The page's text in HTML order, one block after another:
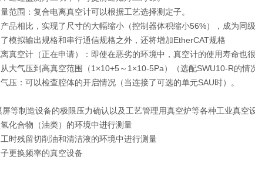
范围：复合电离真空计可以根据工艺选择测定子。
品相比，实现了尺寸的大幅缩小（控制器体积缩小56%），成为同
模拟输出规格和串行通信规格之外，还将增加EtherCAT规格
真空计（正在申请）：即使在恶劣的环境中，真空计的使用寿命也很
大气压到高真空范围（1×10+5～1×10-5Pa）（选配SWU10-R的情
压：可以检查腔体的开启情况（当连接了可选的单元SAU时）。
屏等制造设备的极限压力确认以及工艺管理用真空炉等各种工业真空
化合物（油类）的环境中进行测量
时残留切削油和清洁液的环境中进行测量
更换频率的真空设备